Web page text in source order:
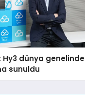
Hy3 dünya genelinde
sunuldu